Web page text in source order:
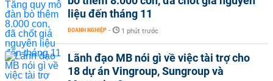
liệu đến tháng 11
DOANH NGHIỆP - 1 phút trước
Lãnh đạo MB nói gì về việc tài trợ cho
18 dự án Vingroup, Sungroup và